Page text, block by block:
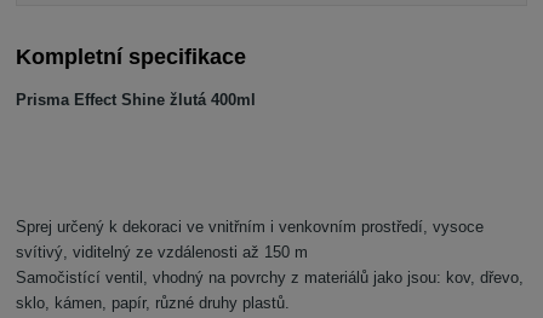
Kompletní specifikace
Prisma Effect Shine žlutá 400ml
Sprej určený k dekoraci ve vnitřním i venkovním prostředí, vysoce
svítivý, viditelný ze vzdálenosti až 150 m
Samočistící ventil, vhodný na povrchy z materiálů jako jsou: kov, dřevo,
sklo, kámen, papír, různé druhy plastů.